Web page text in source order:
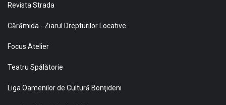
Revista Strada
Cărămida - Ziarul Drepturilor Locative
Focus Atelier
Teatru Spălătorie
Liga Oamenilor de Cultură Bonţideni